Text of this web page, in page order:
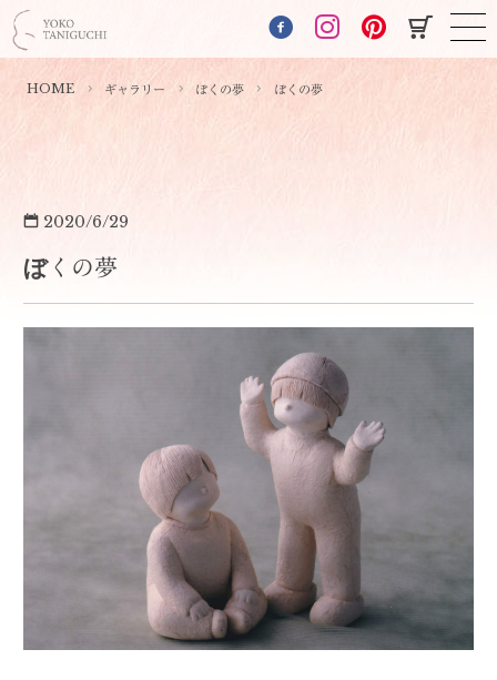
HOME ギャラリー ぼくの夢 ぼくの夢
2020/6/29
ぼくの夢